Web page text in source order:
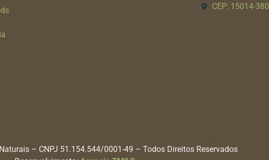
CEP: 15014-380
– CNPJ 51.154.544/0001-49 – Todos Direitos Reservados